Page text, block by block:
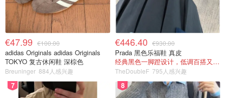
€47.99 €100.00
adidas Originals adidas Originals
TOKYO 复古休闲鞋 深棕色
Breuninger 884人感兴趣
€446.40 €930.00
Prada 黑色乐福鞋 真皮
经典黑色一脚蹬设计，低调百搭又高级
TheDoubleF 795人感兴趣
7 8